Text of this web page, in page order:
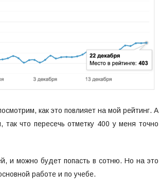
как это повлияет на мой рейтинг. А
что пересечь отметку 400 у меня точно
и можно будет попасть в сотню. Но на это
работе и по учебе.